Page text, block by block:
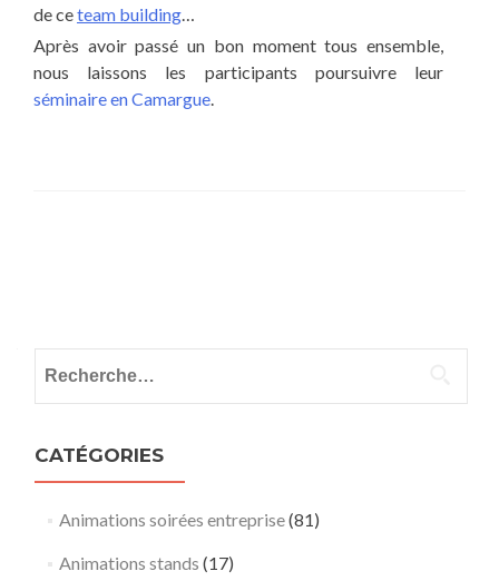
de ceteam building…
Après avoir passé un bon moment tous ensemble,
nous laissons les participants poursuivre leur
séminaire en Camargue.
CATÉGORIES
Animations soirées entreprise(81)
Animations stands (17)